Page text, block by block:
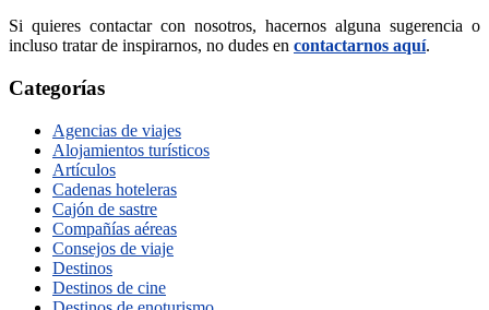
Si quieres contactar con nosotros, hacernos alguna sugerencia o
incluso tratar de inspirarnos, no dudes en contactarnos aquí.
Categorías
Agencias de viajes
Alojamientos turísticos
Artículos
Cadenas hoteleras
Cajón de sastre
Compañías aéreas
Consejos de viaje
Destinos
Destinos de cine